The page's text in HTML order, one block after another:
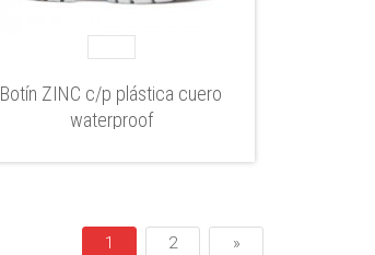
Botín ZINC c/p plástica cuero
waterproof
1 2 »